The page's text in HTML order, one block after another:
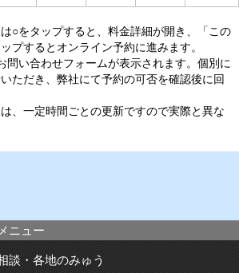
○をタップすると、料金詳細が開き、「この
プするとオンライン予約に進みます。
い合わせフォームが表示されます。個別に
ただき、弊社にて予約の可否を確認後に回
、一定時間ごとの更新ですので実際と異な
ニュー
談・各地のみゅう